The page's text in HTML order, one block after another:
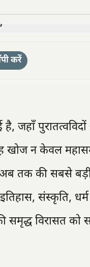
करें
जहाँ
खोज न केवल
तक की सबसे बड़ी
संस्कृति, धर्म
समृद्ध विरासत